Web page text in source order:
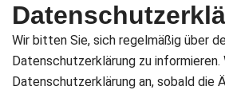
Wir bitten Sie, sich regelmäßig über
Datenschutzerklärung zu informieren.
Datenschutzerklärung an, sobald die